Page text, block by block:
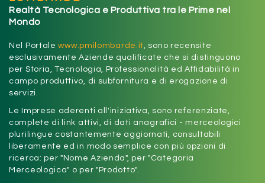
Realtà Tecnologica e Produttiva tra le Prime nel
Mondo
Nel Portalewww.pmilombarde.it, sono recensite
esclusivamente Aziende qualificate che si distinguono
per Storia, Tecnologia, Professionalità ed Affidabilità in
campo produttivo, di subfornitura e di erogazione di
servizi.
Le Imprese aderenti all'iniziativa, sono referenziate,
complete di link attivi, di dati anagrafici - merceologici
plurilingue costantemente aggiornati, consultabili
liberamente ed in modo semplice con più opzioni di
ricerca: per "Nome Azienda", per "Categoria
Merceologica" o per "Prodotto".